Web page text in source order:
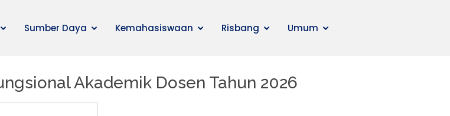
Sumber Daya Kemahasiswaan Risbang Umum
Akademik Dosen Tahun 2026